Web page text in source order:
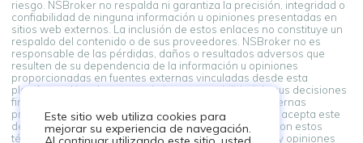
riesgo. NSBroker no respalda ni garantiza la precisión, integridad o
confiabilidad de ninguna información u opiniones presentadas en
sitios web externos. La inclusión de estos enlaces no constituye un
respaldo del contenido o de sus proveedores. NSBroker no es
responsable de las pérdidas, daños o resultados adversos que
resulten de su dependencia de la información u opiniones
proporcionadas en fuentes externas vinculadas desde esta
plataforma. Usted asume toda la responsabilidad de sus decisiones
financieras. Al acceder y utilizar enlaces a fuentes externas
proporcionados en esta plataforma, usted reconoce y acepta este
descargo de responsabilidad. Si no está de acuerdo con estos
términos, absténgase de depender de la información y opiniones
Este sitio web utiliza cookies para
mejorar su experiencia de navegación.